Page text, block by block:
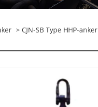
> CJN-SB Type HHP-anker